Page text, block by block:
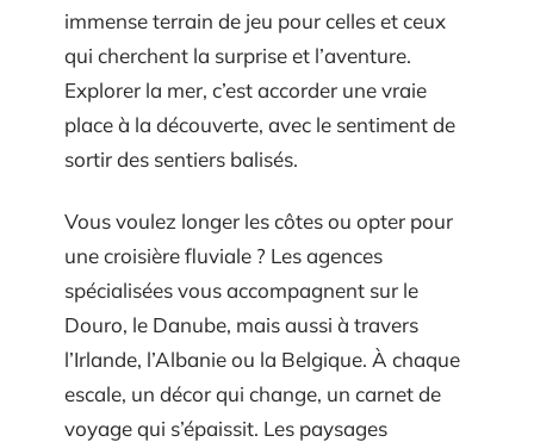
immense terrain de jeu pour celles et ceux
qui cherchent la surprise et l’aventure.
Explorer la mer, c’est accorder une vraie
place à la découverte, avec le sentiment de
sortir des sentiers balisés.
Vous voulez longer les côtes ou opter pour
une croisière fluviale ? Les agences
spécialisées vous accompagnent sur le
Douro, le Danube, mais aussi à travers
l’Irlande, l’Albanie ou la Belgique. À chaque
escale, un décor qui change, un carnet de
voyage qui s’épaissit. Les paysages